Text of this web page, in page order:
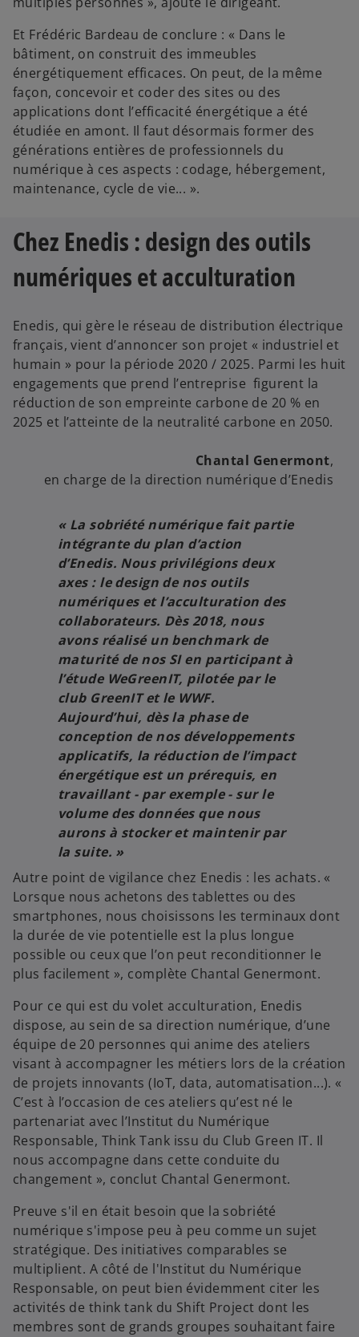
Et Frédéric Bardeau de conclure : « Dans le
bâtiment, on construit des immeubles
énergétiquement efficaces. On peut, de la même
façon, concevoir et coder des sites ou des
applications dont l’efficacité énergétique a été
étudiée en amont. Il faut désormais former des
générations entières de professionnels du
numérique à ces aspects : codage, hébergement,
maintenance, cycle de vie... ».
Chez Enedis : design des outils
numériques et acculturation
Enedis, qui gère le réseau de distribution électrique
français, vient d’annoncer son projet « industriel et
humain » pour la période 2020 / 2025. Parmi les huit
engagements que prend l’entreprise figurent la
réduction de son empreinte carbone de 20 % en
2025 et l’atteinte de la neutralité carbone en 2050.
Chantal Genermont,
en charge de la direction numérique d’Enedis
« La sobriété numérique fait partie
intégrante du plan d’action
d’Enedis. Nous privilégions deux
axes : le design de nos outils
numériques et l’acculturation des
collaborateurs. Dès 2018, nous
avons réalisé un benchmark de
maturité de nos SI en participant à
l’étude WeGreenIT, pilotée par le
club GreenIT et le WWF.
Aujourd’hui, dès la phase de
conception de nos développements
applicatifs, la réduction de l’impact
énergétique est un prérequis, en
travaillant - par exemple - sur le
volume des données que nous
aurons à stocker et maintenir par
la suite. »
Autre point de vigilance chez Enedis : les achats. «
Lorsque nous achetons des tablettes ou des
smartphones, nous choisissons les terminaux dont
la durée de vie potentielle est la plus longue
possible ou ceux que l’on peut reconditionner le
plus facilement », complète Chantal Genermont.
Pour ce qui est du volet acculturation, Enedis
dispose, au sein de sa direction numérique, d’une
équipe de 20 personnes qui anime des ateliers
visant à accompagner les métiers lors de la création
de projets innovants (IoT, data, automatisation...). «
C’est à l’occasion de ces ateliers qu’est né le
partenariat avec l’Institut du Numérique
Responsable, Think Tank issu du Club Green IT. Il
nous accompagne dans cette conduite du
changement », conclut Chantal Genermont.
Preuve s'il en était besoin que la sobriété
numérique s'impose peu à peu comme un sujet
stratégique. Des initiatives comparables se
multiplient. A côté de l'Institut du Numérique
Responsable, on peut bien évidemment citer les
activités de think tank du Shift Project dont les
membres sont de grands groupes souhaitant faire